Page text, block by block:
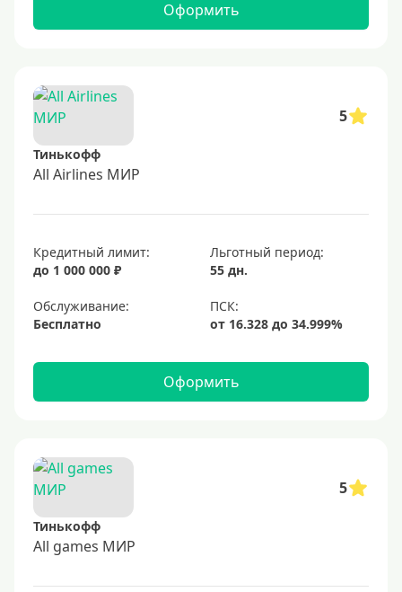
Оформить
5
Тинькофф
All Airlines МИР
Кредитный лимит:
до 1 000 000 ₽
Льготный период:
55 дн.
Обслуживание:
Бесплатно
Оформить
5
Тинькофф
All games МИР